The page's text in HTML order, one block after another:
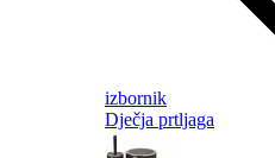
izbornik
Dječja prtljaga